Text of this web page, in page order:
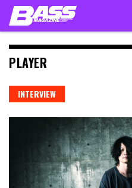
Skip
content
PLAYER
INTERVIEW